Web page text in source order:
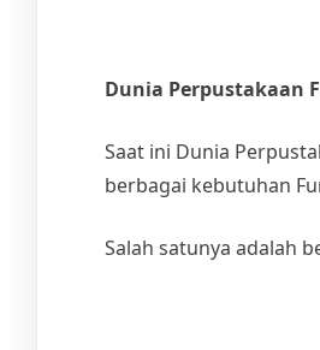
Dunia Perpustakaan
Saat ini Dunia
berbagai kebutuhan
Salah satunya adalah